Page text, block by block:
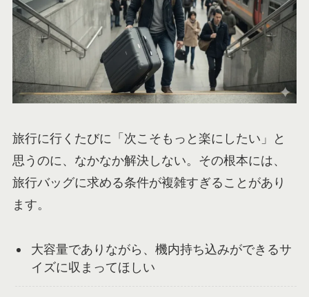
旅行に行くたびに「次こそもっと楽にしたい」と
思うのに、なかなか解決しない。その根本には、
旅行バッグに求める条件が複雑すぎることがあり
ます。
大容量でありながら、機内持ち込みができるサ
イズに収まってほしい